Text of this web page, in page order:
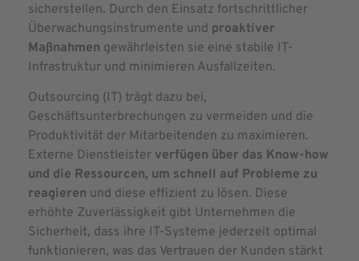
sicherstellen. Durch den Einsatz fortschrittlicher
Überwachungsinstrumente und proaktiver
Maßnahmen gewährleisten sie eine stabile IT-
Infrastruktur und minimieren Ausfallzeiten.
Outsourcing (IT) trägt dazu bei,
Geschäftsunterbrechungen zu vermeiden und die
Produktivität der Mitarbeitenden zu maximieren.
Externe Dienstleister verfügen über das Know-how
und die Ressourcen, um schnell auf Probleme zu
reagieren und diese effizient zu lösen. Diese
erhöhte Zuverlässigkeit gibt Unternehmen die
Sicherheit, dass ihre IT-Systeme jederzeit optimal
funktionieren, was das Vertrauen der Kunden stärkt